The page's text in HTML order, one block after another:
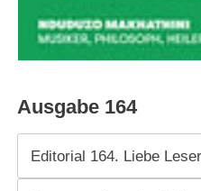
Ausgabe 164
Editorial 164. Liebe